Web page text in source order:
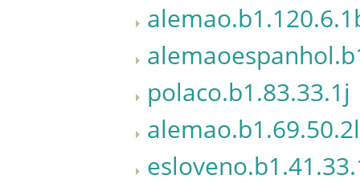
polaco.b1.83.33.1j
alemao.b1.69.50.2l